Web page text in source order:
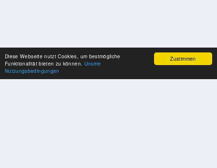
Zustimmen
Diese Webseite nutzt Cookies, um bestmögliche
Funktionalität bieten zu können. Unsere
Nutzungsbedingungen